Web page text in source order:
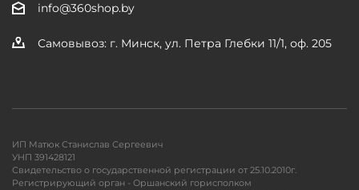
info@360shop.by
Самовывоз: г. Минск, ул. Петра Глебки 11/1, оф. 205
ИП Матюк Станислав Сергеевич
УНП 391428121
Свидетельство о государственной регистрации от 25.10.2010г.
Регистрирующий орган - Оршанский горисполком